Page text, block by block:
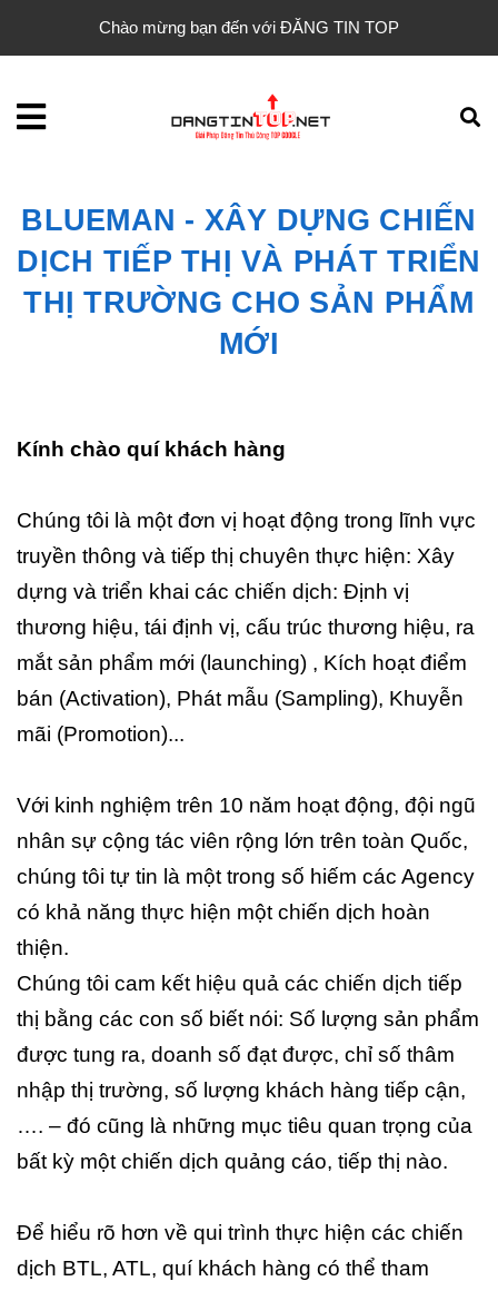
Chào mừng bạn đến với ĐĂNG TIN TOP
BLUEMAN - XÂY DỰNG CHIẾN
DỊCH TIẾP THỊ VÀ PHÁT TRIỂN
THỊ TRƯỜNG CHO SẢN PHẨM
MỚI
Kính chào quí khách hàng
Chúng tôi là một đơn vị hoạt động trong lĩnh vực
truyền thông và tiếp thị chuyên thực hiện: Xây
dựng và triển khai các chiến dịch: Định vị
thương hiệu, tái định vị, cấu trúc thương hiệu, ra
mắt sản phẩm mới (launching) , Kích hoạt điểm
bán (Activation), Phát mẫu (Sampling), Khuyễn
mãi (Promotion)...
Với kinh nghiệm trên 10 năm hoạt động, đội ngũ
nhân sự cộng tác viên rộng lớn trên toàn Quốc,
chúng tôi tự tin là một trong số hiếm các Agency
có khả năng thực hiện một chiến dịch hoàn
thiện.
Chúng tôi cam kết hiệu quả các chiến dịch tiếp
thị bằng các con số biết nói: Số lượng sản phẩm
được tung ra, doanh số đạt được, chỉ số thâm
nhập thị trường, số lượng khách hàng tiếp cận,
…. – đó cũng là những mục tiêu quan trọng của
bất kỳ một chiến dịch quảng cáo, tiếp thị nào.
Để hiểu rõ hơn về qui trình thực hiện các chiến
dịch BTL, ATL, quí khách hàng có thể tham